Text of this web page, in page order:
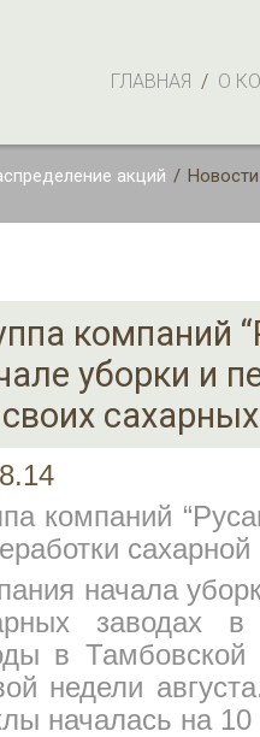
ГЛАВНАЯ / О
акций /
компаний
уборки и
компаний
начала
заводах в
в Тамбовской
недели
началась на